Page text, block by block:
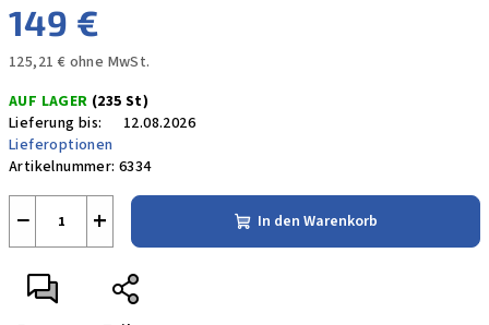
149 €
125,21 € ohne MwSt.
AUF LAGER (235 St)
Lieferung bis:
12.08.2026
Lieferoptionen
Artikelnummer: 6334
+
− In den Warenkorb